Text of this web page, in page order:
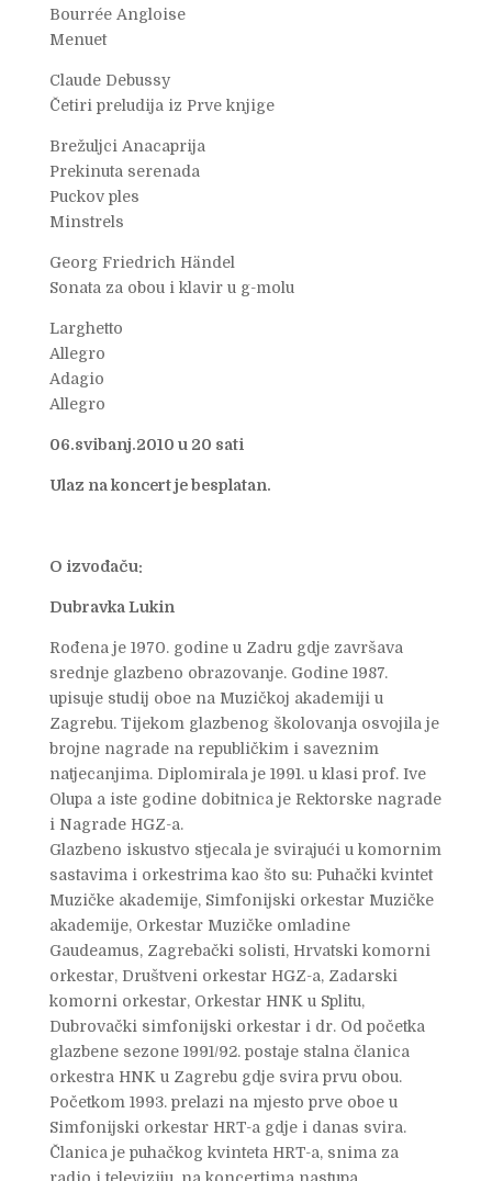
Bourrée Angloise
Menuet
Claude Debussy
Četiri preludija iz Prve knjige
Brežuljci Anacaprija
Prekinuta serenada
Puckov ples
Minstrels
Georg Friedrich Händel
Sonata za obou i klavir u g-molu
Larghetto
Allegro
Adagio
Allegro
06.svibanj.2010 u 20 sati
Ulaz na koncert je besplatan.
O izvođaču:
Dubravka Lukin
Rođena je 1970. godine u Zadru gdje završava
srednje glazbeno obrazovanje. Godine 1987.
upisuje studij oboe na Muzičkoj akademiji u
Zagrebu. Tijekom glazbenog školovanja osvojila je
brojne nagrade na republičkim i saveznim
natjecanjima. Diplomirala je 1991. u klasi prof. Ive
Olupa a iste godine dobitnica je Rektorske nagrade
i Nagrade HGZ-a.
Glazbeno iskustvo stjecala je svirajući u komornim
sastavima i orkestrima kao što su: Puhački kvintet
Muzičke akademije, Simfonijski orkestar Muzičke
akademije, Orkestar Muzičke omladine
Gaudeamus, Zagrebački solisti, Hrvatski komorni
orkestar, Društveni orkestar HGZ-a, Zadarski
komorni orkestar, Orkestar HNK u Splitu,
Dubrovački simfonijski orkestar i dr. Od početka
glazbene sezone 1991/92. postaje stalna članica
orkestra HNK u Zagrebu gdje svira prvu obou.
Početkom 1993. prelazi na mjesto prve oboe u
Simfonijski orkestar HRT-a gdje i danas svira.
Članica je puhačkog kvinteta HRT-a, snima za